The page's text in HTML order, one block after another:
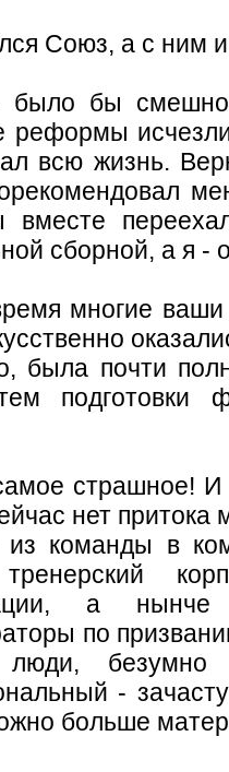
Союз, а с ним
бы
реформы
всю жизнь.
вместе
сборной, а я -
многие ваши
была почти
подготовки
страшное! И
нет
из команды в
тренерский
а
по
люди,
-
больше